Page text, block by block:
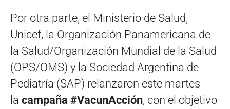
Por otra parte, el Ministerio de Salud,
Unicef, la Organización Panamericana de
la Salud/Organización Mundial de la Salud
(OPS/OMS) y la Sociedad Argentina de
Pediatría (SAP) relanzaron este martes
la campaña #VacunAcción, con el objetivo